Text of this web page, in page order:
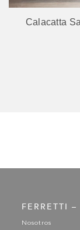
Calacatta
FERRETTI
Nosotros